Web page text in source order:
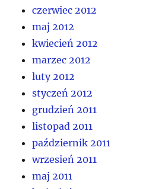
czerwiec 2012
maj 2012
kwiecień 2012
marzec 2012
luty 2012
styczeń 2012
grudzień 2011
listopad 2011
październik 2011
wrzesień 2011
maj 2011